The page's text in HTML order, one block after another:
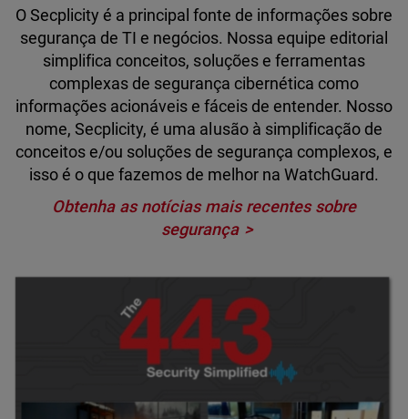
O Secplicity é a principal fonte de informações sobre
segurança de TI e negócios. Nossa equipe editorial
simplifica conceitos, soluções e ferramentas
complexas de segurança cibernética como
informações acionáveis e fáceis de entender. Nosso
nome, Secplicity, é uma alusão à simplificação de
conceitos e/ou soluções de segurança complexos, e
isso é o que fazemos de melhor na WatchGuard.
Obtenha as notícias mais recentes sobre
segurança